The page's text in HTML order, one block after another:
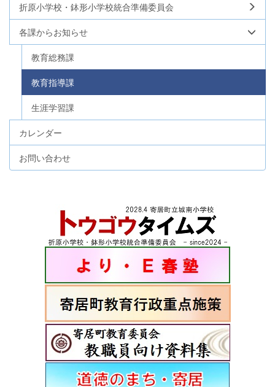
折原小学校・鉢形小学校統合準備委員会
各課からお知らせ
教育総務課
教育指導課
生涯学習課
カレンダー
お問い合わせ